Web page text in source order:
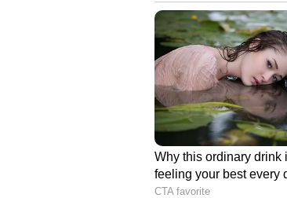
ജില്ലാ പോലീസ്
വൈ എസ് പി
അന്വേഷിക്കുന്ന
ഇൻസ്പെക്ടർമാരായ
ഷിജു, ഷൈജു, സി പി ഓ
സംഘമാണ് പ്രതിയെ
ചെയ്തു.